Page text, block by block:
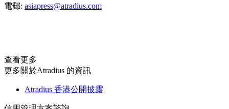
電郵: asiapress@atradius.com
查看更多
更多關於Atradius 的資訊
Atradius 香港公開披露